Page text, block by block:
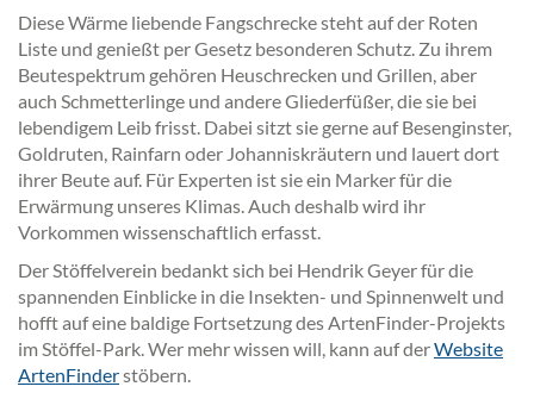
Diese Wärme liebende Fangschrecke steht auf der Roten
Liste und genießt per Gesetz besonderen Schutz. Zu ihrem
Beutespektrum gehören Heuschrecken und Grillen, aber
auch Schmetterlinge und andere Gliederfüßer, die sie bei
lebendigem Leib frisst. Dabei sitzt sie gerne auf Besenginster,
Goldruten, Rainfarn oder Johanniskräutern und lauert dort
ihrer Beute auf. Für Experten ist sie ein Marker für die
Erwärmung unseres Klimas. Auch deshalb wird ihr
Vorkommen wissenschaftlich erfasst.
Der Stöffelverein bedankt sich bei Hendrik Geyer für die
spannenden Einblicke in die Insekten- und Spinnenwelt und
hofft auf eine baldige Fortsetzung des ArtenFinder-Projekts
im Stöffel-Park. Wer mehr wissen will, kann auf derWebsite
ArtenFinderstöbern.